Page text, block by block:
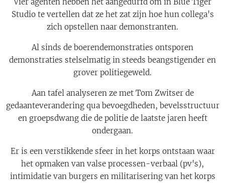
Studio te vertellen dat ze het zat zijn hoe hun collega's
zich opstellen naar demonstranten.
Al sinds de boerendemonstraties ontsporen
demonstraties stelselmatig in steeds beangstigender en
grover politiegeweld.
Aan tafel analyseren ze met Tom Zwitser de
gedaanteverandering qua bevoegdheden, bevelsstructuur
en groepsdwang die de politie de laatste jaren heeft
ondergaan.
Er is een verstikkende sfeer in het korps ontstaan waar
het opmaken van valse processen-verbaal (pv's),
intimidatie van burgers en militarisering van het korps